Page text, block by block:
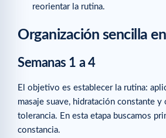
reorientar la rutina.
Organización sencilla
Semanas 1 a 4
El objetivo es establecer la rutina:
masaje suave, hidratación constante y
tolerancia. En esta etapa buscamos
constancia.